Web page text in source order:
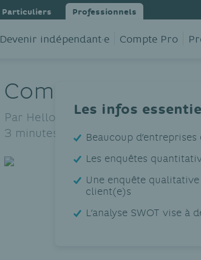
Particuliers Professionnels
Devenir indépendant·e Compte Pro
Comment faire
Par Hello bank!,le 01/07/2021
3 minutes de lecture
Les infos
Beaucoup
Les enquêtes
Une enquête
client(e)s
L’analyse SWOT vise